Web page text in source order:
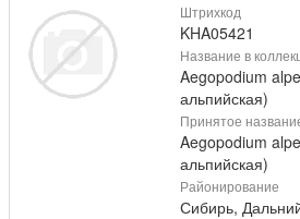
Штрихкод
KHA05421
Название в
Aegopodium
альпийская)
Принятое
Aegopodium
альпийская)
Районирование
Сибирь,